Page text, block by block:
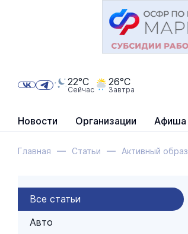
Новости Организации Афиша
22°C
Сейчас
26°C
Завтра
Главная Статьи Активный
Все статьи
Авто